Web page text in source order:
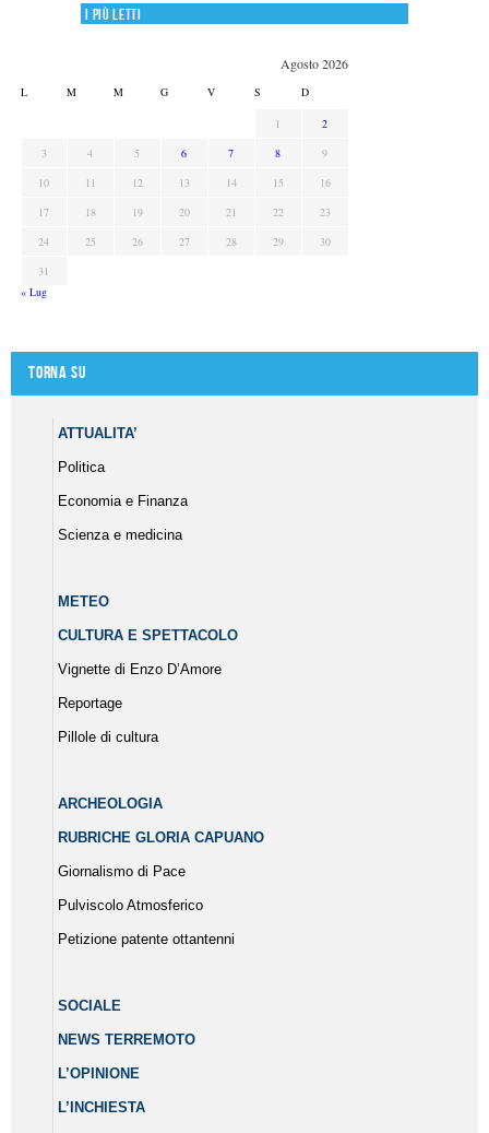
I più letti
Agosto 2026
L M M G V S D
1
2
3
4 5 6 7 8
9
10
11 12 13 14 15
16
17
18 19 20 21 22
23
24
25 26 27 28 29
30
31
« Lug
Torna su
ATTUALITA’
Politica
Economia e Finanza
Scienza e medicina
METEO
CULTURA E SPETTACOLO
Vignette di Enzo D’Amore
Reportage
Pillole di cultura
ARCHEOLOGIA
RUBRICHE GLORIA CAPUANO
Giornalismo di Pace
Pulviscolo Atmosferico
Petizione patente ottantenni
SOCIALE
NEWS TERREMOTO
L’OPINIONE
L’INCHIESTA